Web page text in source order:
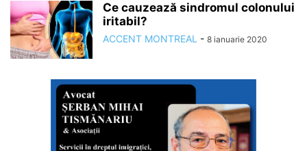
Ce cauzează sindromul colonului
iritabil?
ACCENT MONTREAL - 8 ianuarie 2020